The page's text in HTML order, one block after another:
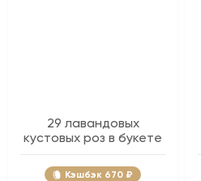
29 лавандовых
кустовых роз в букете
Кэшбэк 670 ₽